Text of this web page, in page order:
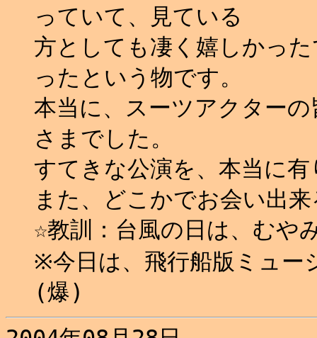
っていて、見ている
方としても凄く嬉しかっ
ったという物です。
本当に、スーツアクター
さまでした。
すてきな公演を、本当に
また、どこかでお会い出
☆教訓：台風の日は、む
※今日は、飛行船版ミュー
(爆)